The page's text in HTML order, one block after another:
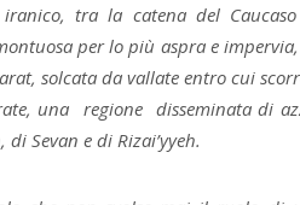
tra la catena del
per lo più aspra e
solcata da vallate entro cui
una regione disseminata di
Sevan e di Rizai’yyeh.